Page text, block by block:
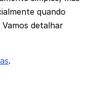
quando
Vamos detalhar
.